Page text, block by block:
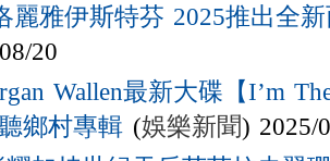
麗雅伊斯特芬 2025推出全新
20
Wallen最新大碟【I’m
鄉村專輯 (娛樂新聞) 2025/